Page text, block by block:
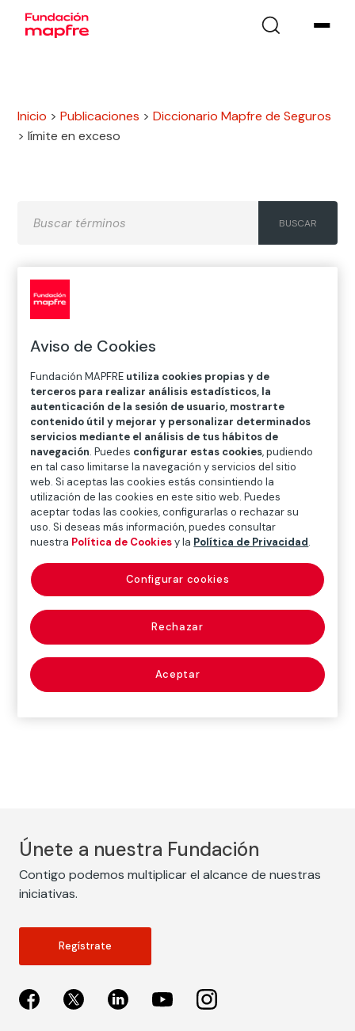
Inicio >Publicaciones >Diccionario Mapfre de Seguros
>límite en exceso
A
V
W X Y Z
Diccionario de seguros
límite en exceso
(excess limit)
En un contrato de seguro de responsabilidad civil,
suma asegurada suscrita en otro contrato diferente,
con la misma u otra entidad, que entra en juego una
vez consumida la suma asegurada de la primera poliza
(póliza primaria). Se utiliza para incrementar los límites
de indemnización de riesgos de gran exposición e
Únete a nuestra Fundación
Contigo podemos multiplicar el alcance de nuestras
iniciativas.
Regístrate
Aviso de Cookies
Fundación MAPFRE utiliza cookies propias y de
terceros para realizar análisis estadísticos, la
autenticación de la sesión de usuario, mostrarte
contenido útil y mejorar y personalizar determinados
servicios mediante el análisis de tus hábitos de
navegación. Puedes configurar estas cookies, pudiendo
en tal caso limitarse la navegación y servicios del sitio
web. Si aceptas las cookies estás consintiendo la
utilización de las cookies en este sitio web. Puedes
aceptar todas las cookies, configurarlas o rechazar su
uso. Si deseas más información, puedes consultar
nuestra Política de Cookiesy la Política de Privacidad.
Rechazar
Aceptar
Configurar cookies